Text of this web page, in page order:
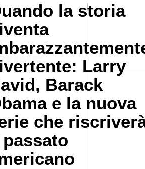
la storia
Larry
Barack
e la nuova
che